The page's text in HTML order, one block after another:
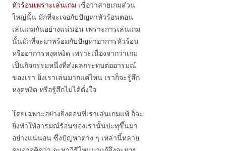
หัวร้อนเพราะเล่นเกม เชื่อว่าสายเกมส่วน
ใหญ่นั้น มักที่จะเจอกับปัญหาหัวร้อนตอน
เล่นเกมกันอย่างแน่นอน เพราะการเล่นเกม
นั้นมักที่จะมาพร้อมกับปัญหาอาการหัวร้อน
หรืออาการหงุดหงิด เพราะเนื่องจากว่าเกม
เป็นกิจกรรมหนึ่งที่ส่งผลกระทบต่ออารมณ์
ของเรา ยิ่งเราเล่นมากแค่ไหน เราก็จะรู้สึก
หงุดหงิด หรือรู้สึกไม่ได้ดั่งใจ
โดยเฉพาะอย่างยิ่งตอนที่เราเล่นเกมแพ้ ก็จะ
ยิ่งทำให้อารมณ์ร้อนของเรานั้นปะทุขึ้นมา
อย่างแน่นอน ซึ่งปัญหาต่าง ๆ เหล่านี้หลาย